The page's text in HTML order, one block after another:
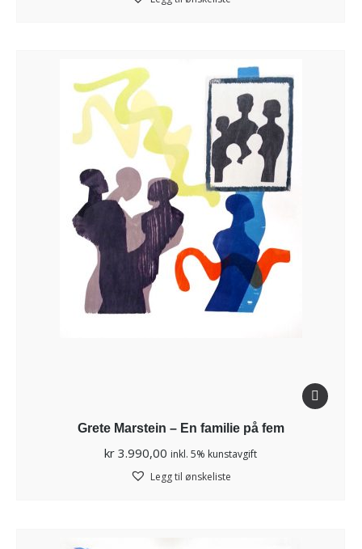
Grete Marstein – En familie på fem
kr 3.990,00 inkl. 5% kunstavgift
Legg til ønskeliste